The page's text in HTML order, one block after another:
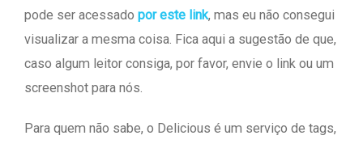
pode ser acessado por este link, mas eu não consegui
visualizar a mesma coisa. Fica aqui a sugestão de que,
caso algum leitor consiga, por favor, envie o link ou um
screenshot para nós.
Para quem não sabe, o Delicious é um serviço de tags,